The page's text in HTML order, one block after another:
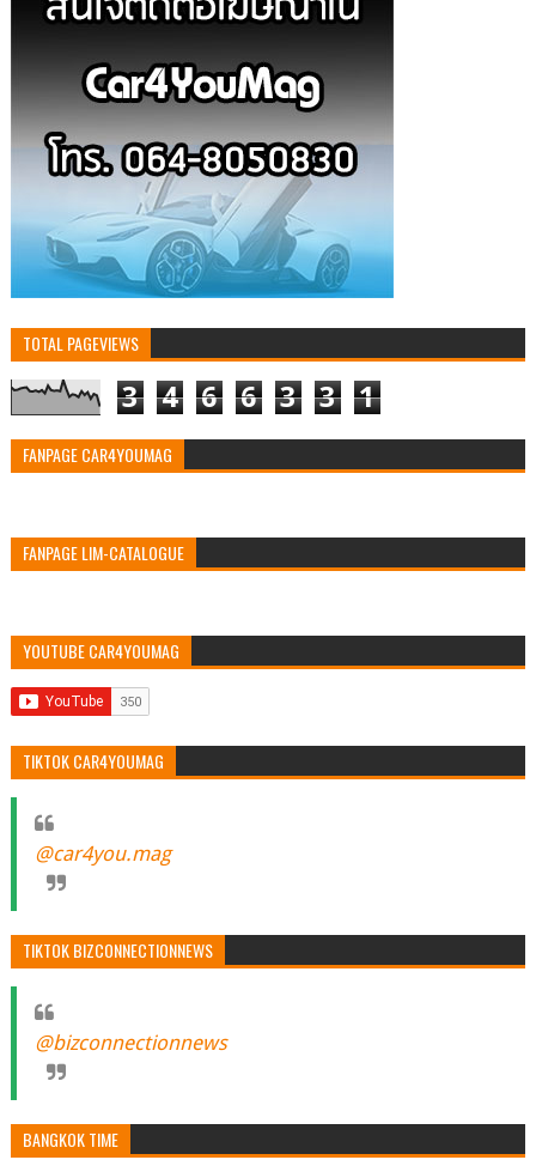
TOTAL PAGEVIEWS
3 4 6 6 3 3 1
FANPAGE CAR4YOUMAG
FANPAGE LIM-CATALOGUE
YOUTUBE CAR4YOUMAG
TIKTOK CAR4YOUMAG
@car4you.mag
TIKTOK BIZCONNECTIONNEWS
@bizconnectionnews
BANGKOK TIME